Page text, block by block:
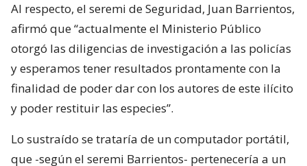
Al respecto, el seremi de Seguridad, Juan Barrientos,
afirmó que “actualmente el Ministerio Público
otorgó las diligencias de investigación a las policías
y esperamos tener resultados prontamente con la
finalidad de poder dar con los autores de este ilícito
y poder restituir las especies”.
Lo sustraído se trataría de un computador portátil,
que -según el seremi Barrientos- pertenecería a un